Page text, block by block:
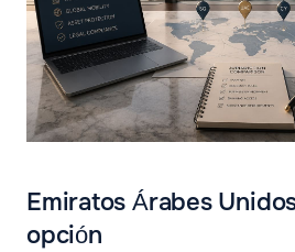
Emiratos Árabes
opción